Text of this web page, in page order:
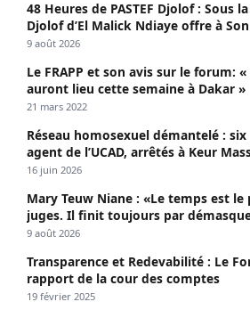
48 Heures de PASTEF Djolof : Sous
Djolof d’El Malick Ndiaye offre à
apothéose
9 août 2026
Le FRAPP et son avis sur le forum:
auront lieu cette semaine à Dakar »
21 mars 2022
Réseau homosexuel démantelé :
agent de l’UCAD, arrêtés à Keur
propagé le VIH depuis 2018
16 juin 2026
Mary Teuw Niane : «Le temps est
juges. Il finit toujours par
9 août 2026
Transparence et Redevabilité : Le
rapport de la cour des comptes
19 février 2025